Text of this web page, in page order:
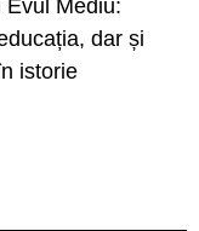
Mediu:
dar și
istorie